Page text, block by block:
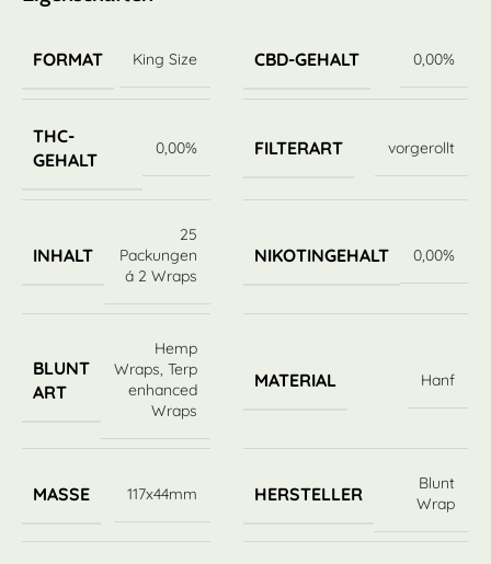
FORMAT King Size CBD-GEHALT 0,00%
THC-
GEHALT
0,00% FILTERART vorgerollt
INHALT
25
Packungen
á 2 Wraps
NIKOTINGEHALT 0,00%
BLUNT
ART
Hemp
Wraps,Terp
enhanced
Wraps
MATERIAL Hanf
MASSE 117x44mm HERSTELLER
Blunt
Wrap